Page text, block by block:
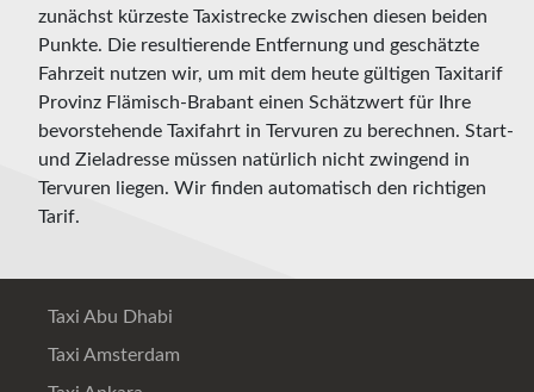
zunächst kürzeste Taxistrecke zwischen diesen beiden
Punkte. Die resultierende Entfernung und geschätzte
Fahrzeit nutzen wir, um mit dem heute gültigen Taxitarif
Provinz Flämisch-Brabant einen Schätzwert für Ihre
bevorstehende Taxifahrt in Tervuren zu berechnen. Start-
und Zieladresse müssen natürlich nicht zwingend in
Tervuren liegen. Wir finden automatisch den richtigen
Tarif.
Taxi Abu Dhabi
Taxi Amsterdam